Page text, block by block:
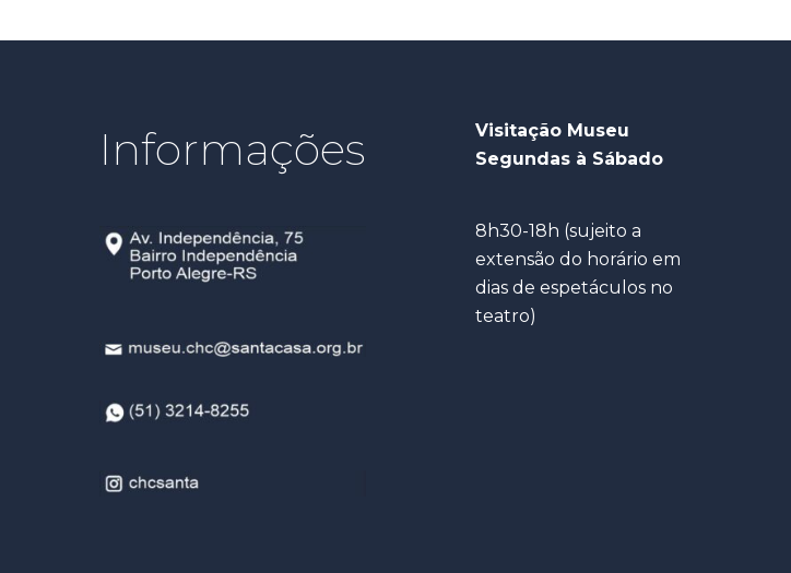
Informações
Visitação Museu
Segundas à Sábado
8h30-18h (sujeito a
extensão do horário em
dias de espetáculos no
teatro)